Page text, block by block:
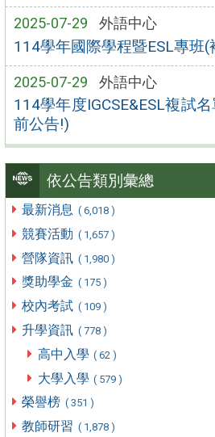
2025-07-29 外語中心
114學年國際學程暨ESL專班
2025-07-29 外語中心
114學年度IGCSE&ESL複試
前公告!)
依公告類別彙總
最新消息 ( 6,018 )
競賽活動 ( 1,657 )
營隊資訊 ( 1,980 )
獎助學金 ( 175 )
校內考試 ( 109 )
升學資訊 ( 778 )
高中入學 ( 62 )
大學入學 ( 579 )
榮譽榜 ( 351 )
教師研習 ( 1,878 )